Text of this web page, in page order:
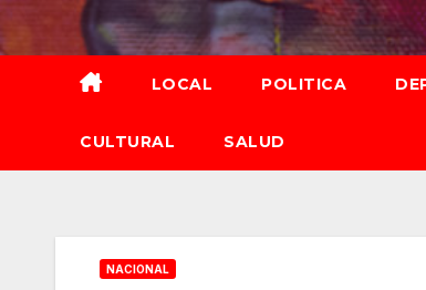
al
contenido
LOCAL POLITICA
CULTURAL SALUD
NACIONAL